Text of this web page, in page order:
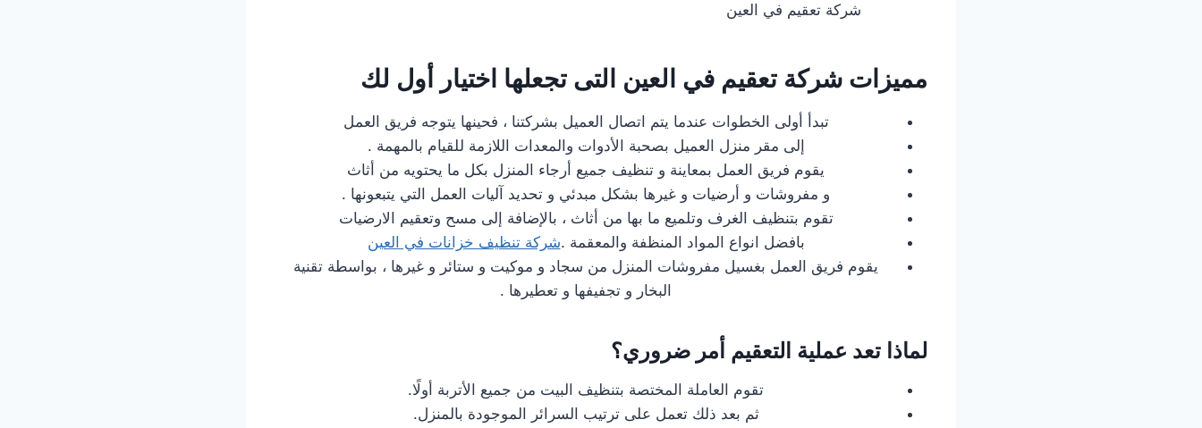
شركة تعقيم في العين
مميزات شركة تعقيم في العين التى تجعلها اختيار أول لك
تبدأ أولى الخطوات عندما يتم اتصال العميل بشركتنا ، فحينها يتوجه فريق العمل
إلى مقر منزل العميل بصحبة الأدوات والمعدات اللازمة للقيام بالمهمة .
يقوم فريق العمل بمعاينة و تنظيف جميع أرجاء المنزل بكل ما يحتويه من أثاث
و مفروشات و أرضيات و غيرها بشكل مبدئي و تحديد آليات العمل التي يتبعونها .
تقوم بتنظيف الغرف وتلميع ما بها من أثاث ، بالإضافة إلى مسح وتعقيم الارضيات
بافضل انواع المواد المنظفة والمعقمة .شركة تنظيف خزانات في العين
يقوم فريق العمل بغسيل مفروشات المنزل من سجاد و موكيت و ستائر و غيرها ، بواسطة تقنية
البخار و تجفيفها و تعطيرها .
لماذا تعد عملية التعقيم أمر ضروري؟
تقوم العاملة المختصة بتنظيف البيت من جميع الأتربة أولًا.
ثم بعد ذلك تعمل على ترتيب السرائر الموجودة بالمنزل.